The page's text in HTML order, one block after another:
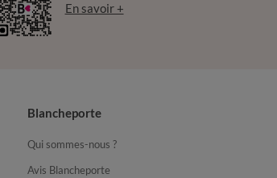
En savoir +
Blancheporte
Qui sommes-nous ?
Avis Blancheporte